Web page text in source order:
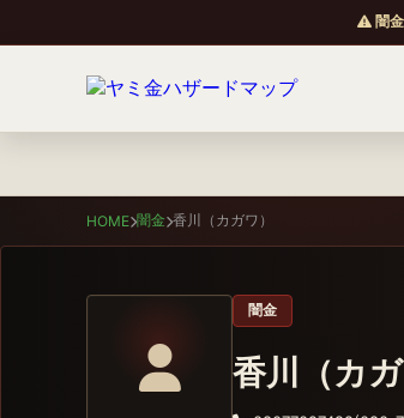
闇金
HOME 闇金 香川（カガワ）
闇金
香川（カガ